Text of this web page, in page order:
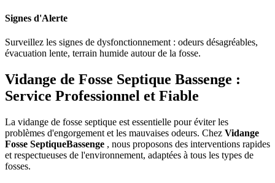
Signes d'Alerte
Surveillez les signes de dysfonctionnement : odeurs désagréables,
évacuation lente, terrain humide autour de la fosse.
Vidange de Fosse Septique Bassenge :
Service Professionnel et Fiable
La vidange de fosse septique est essentielle pour éviter les
problèmes d'engorgement et les mauvaises odeurs. Chez Vidange
Fosse SeptiqueBassenge , nous proposons des interventions rapides
et respectueuses de l'environnement, adaptées à tous les types de
fosses.